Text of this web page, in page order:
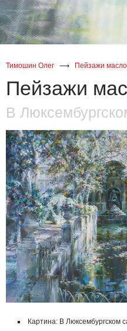
акварель
масло
акварель
масло
акварель
масло
Статья Галины
художнике Олеге
Тимошин Олег ⟶ Пейзажи
Пейзажи
В
Картина: В Люксембургском